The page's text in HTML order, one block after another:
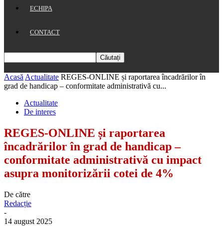
ECHIPA
CONTACT
Acasă Actualitate REGES-ONLINE și raportarea încadrărilor în
grad de handicap – conformitate administrativă cu...
Actualitate
De interes
REGES-ONLINE și raportarea
încadrărilor în grad de handicap –
conformitate administrativă cu impact
asupra monitorizării cotei de 4%
De către
Redacție
-
14 august 2025